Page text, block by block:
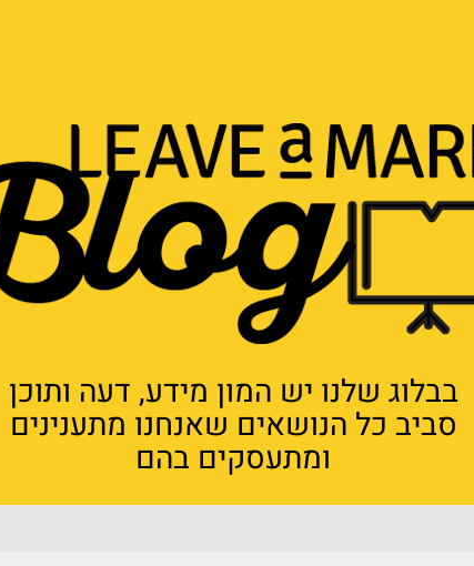
בבלוג שלנו יש המון מידע, דעה ותוכן
סביב כל הנושאים שאנחנו מתענינים
ומתעסקים בהם